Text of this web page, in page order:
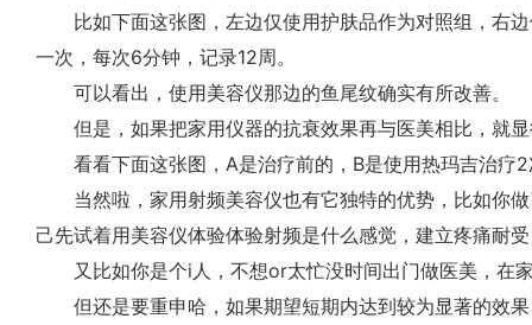
比如下面这张图，左边仅使用护肤品作为对照组，右边
一次，每次6分钟，记录12周。
可以看出，使用美容仪那边的鱼尾纹确实有所改善。
但是，如果把家用仪器的抗衰效果再与医美相比，就显
看看下面这张图，A是治疗前的，B是使用热玛吉治疗2
当然啦，家用射频美容仪也有它独特的优势，比如你做
己先试着用美容仪体验体验射频是什么感觉，建立疼痛耐
又比如你是个i人，不想or太忙没时间出门做医美，在
但还是要重申哈，如果期望短期内达到较为显著的效果